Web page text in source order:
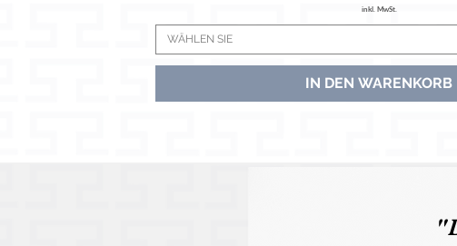
inkl. MwSt.
WÄHLEN SIE
IN DEN WARENKORB